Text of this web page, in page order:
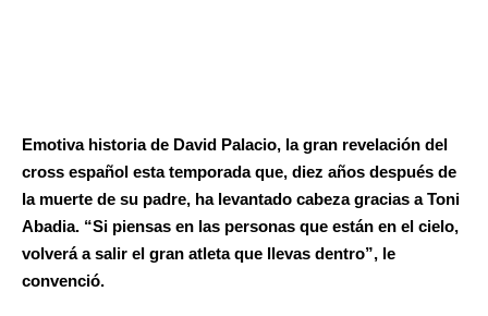
Emotiva historia de David Palacio, la gran revelación del
cross español esta temporada que, diez años después de
la muerte de su padre, ha levantado cabeza gracias a Toni
Abadia. “Si piensas en las personas que están en el cielo,
volverá a salir el gran atleta que llevas dentro”, le
convenció.